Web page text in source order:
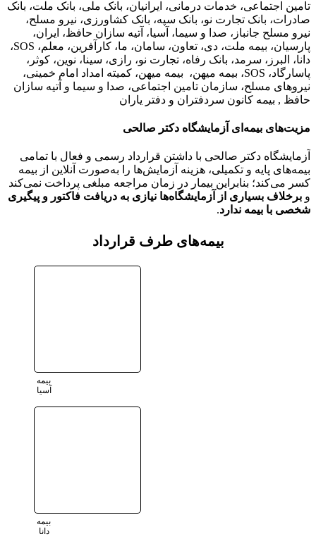
تامین اجتماعی، خدمات درمانی، ایرانیان، بانک ملی، بانک ملت، بانک
صادرات، بانک تجارت نو، بانک سپه، بانک کشاورزی، نیرو مسلح،
نیرو مسلح جانباز، صدا و سیما، آسیا، آتیه سازان حافظ، ایران،
پارسیان، بیمه ملت، دی، تعاون، سامان، ما، کارآفرین، معلم، SOS،
دانا، البرز، سرمد، بانک رفاه، تجارت نو، رازی، سینا، نوین، کوثر،
پاسارگاد، SOS، بیمه میهن، بیمه میهن، کمیته امداد امام خمینی،
نیروهای مسلح، سازمان تامین اجتماعی، صدا و سیما و آتیه سازان
حافظ , بیمه کانون سردفتران و دفتر یاران
مزیت‌های بیمه‌ای آزمایشگاه دکتر صالحی
آزمایشگاه دکتر صالحی با داشتن قرارداد رسمی و فعال با تمامی
بیمه‌های پایه و تکمیلی، هزینه آزمایش‌ها را به‌صورت آنلاین از بیمه
کسر می‌کند؛ بنابراین بیمار در زمان مراجعه مبلغی پرداخت نمی‌کند
و برخلاف بسیاری از آزمایشگاه‌ها نیازی به دریافت فاکتور و پیگیری
شخصی با بیمه ندارد.
بیمه‌های طرف قرارداد
بیمه
آسیا
بیمه
دانا